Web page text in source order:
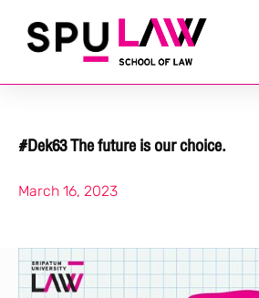
#Dek63 The future is our choice.
March 16, 2023